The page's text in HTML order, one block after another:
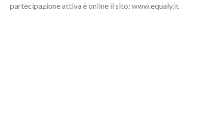
partecipazione attiva è online il sito: www.equaly.it